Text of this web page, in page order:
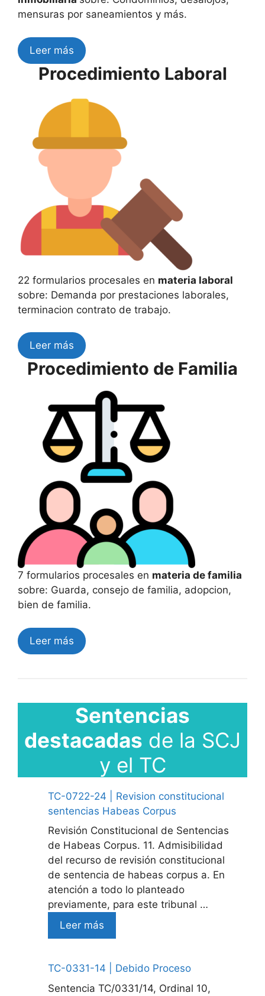
mensuras por saneamientos y más.
Leer más
Procedimiento Laboral
22 formularios procesales en materia laboral
sobre: Demanda por prestaciones laborales,
terminacion contrato de trabajo.
Leer más
Procedimiento de Familia
7 formularios procesales en materia de familia
sobre: Guarda, consejo de familia, adopcion,
bien de familia.
Leer más
Sentencias
destacadas de la SCJ
y el TC
TC-0722-24 | Revision constitucional
sentencias Habeas Corpus
Revisión Constitucional de Sentencias
de Habeas Corpus. 11. Admisibilidad
del recurso de revisión constitucional
de sentencia de habeas corpus a. En
atención a todo lo planteado
previamente, para este tribunal …
Leer más
TC-0331-14 | Debido Proceso
Sentencia TC/0331/14, Ordinal 10,